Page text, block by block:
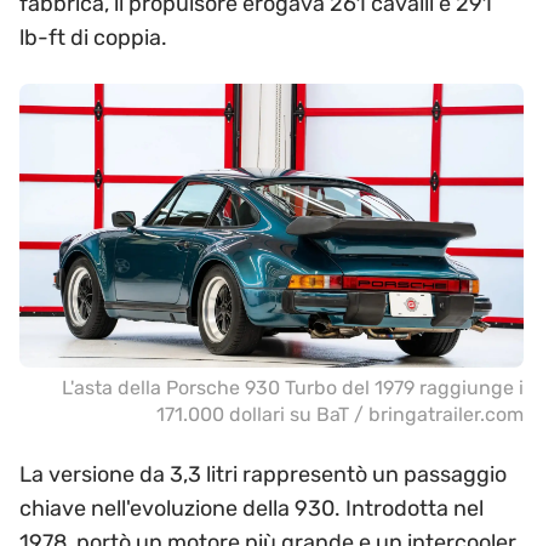
lb-ft di coppia.
L'asta della Porsche 930 Turbo del 1979 raggiunge i
171.000 dollari su BaT / bringatrailer.com
La versione da 3,3 litri rappresentò un passaggio
chiave nell'evoluzione della 930. Introdotta nel